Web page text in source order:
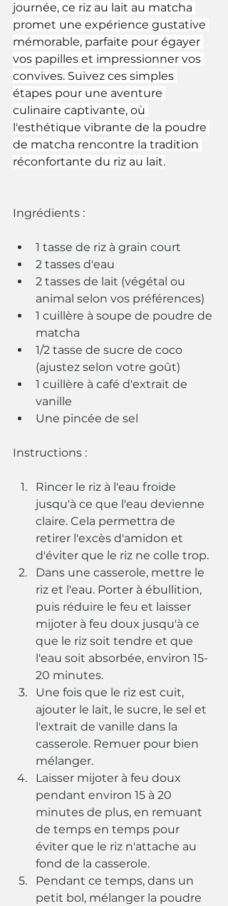
journée, ce riz au lait au matcha
promet une expérience gustative
mémorable, parfaite pour égayer
vos papilles et impressionner vos
convives. Suivez ces simples
étapes pour une aventure
culinaire captivante, où
l'esthétique vibrante de la poudre
de matcha rencontre la tradition
réconfortante du riz au lait.
Ingrédients :
1 tasse de riz à grain court
2 tasses d'eau
2 tasses de lait (végétal ou
animal selon vos préférences)
1 cuillère à soupe de poudre de
matcha
1/2 tasse de sucre de coco
(ajustez selon votre goût)
1 cuillère à café d'extrait de
vanille
Une pincée de sel
Instructions :
Rincer le riz à l'eau froide
jusqu'à ce que l'eau devienne
claire. Cela permettra de
retirer l'excès d'amidon et
d'éviter que le riz ne colle trop.
Dans une casserole, mettre le
riz et l'eau. Porter à ébullition,
puis réduire le feu et laisser
mijoter à feu doux jusqu'à ce
que le riz soit tendre et que
l'eau soit absorbée, environ 15-
20 minutes.
Une fois que le riz est cuit,
ajouter le lait, le sucre, le sel et
l'extrait de vanille dans la
casserole. Remuer pour bien
mélanger.
Laisser mijoter à feu doux
pendant environ 15 à 20
minutes de plus, en remuant
de temps en temps pour
éviter que le riz n'attache au
fond de la casserole.
Pendant ce temps, dans un
petit bol, mélanger la poudre